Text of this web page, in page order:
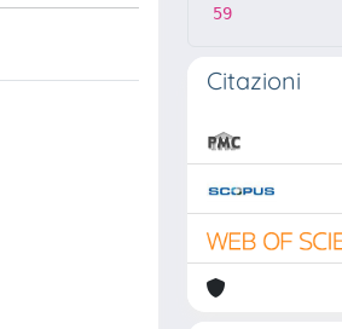
59
Citazioni